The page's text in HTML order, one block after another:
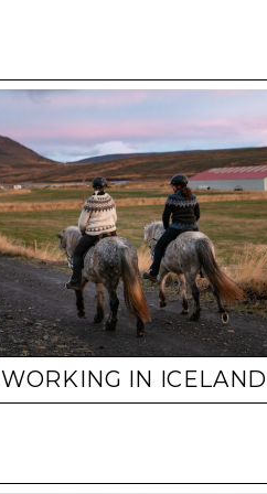
WORKING IN ICELAND
11. NOVEMBER 2019